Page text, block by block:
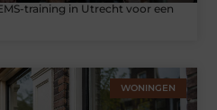
training in Utrecht voor een
WONINGEN